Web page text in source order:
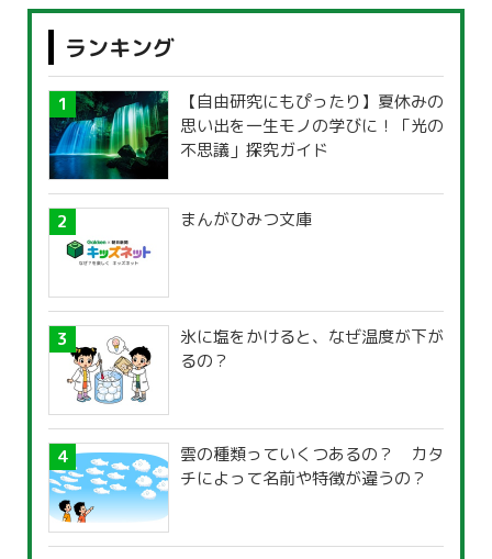
ランキング
【自由研究にもぴったり】夏休みの
思い出を一生モノの学びに！「光の
不思議」探究ガイド
まんがひみつ文庫
氷に塩をかけると、なぜ温度が下が
るの？
雲の種類っていくつあるの？ カタ
チによって名前や特徴が違うの？